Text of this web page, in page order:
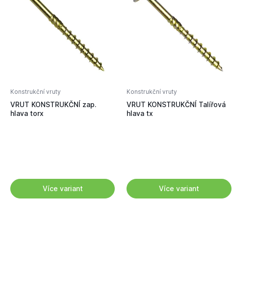
Konstrukční vruty
VRUT KONSTRUKČNÍ zap.
hlava torx
Více variant
Konstrukční vruty
VRUT KONSTRUKČNÍ Talířová
hlava tx
Více variant